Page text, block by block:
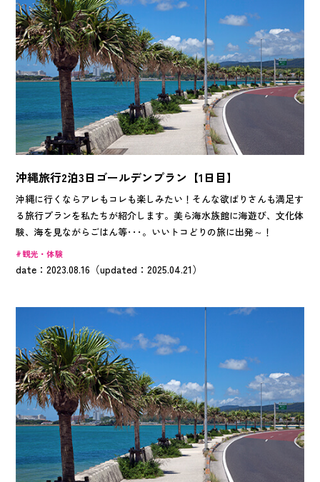
沖縄旅行2泊3日ゴールデンプラン【1日目】
沖縄に行くならアレもコレも楽しみたい！そんな欲ばりさんも満足す
る旅行プランを私たちが紹介します。美ら海水族館に海遊び、文化体
験、海を見ながらごはん等･･･。いいトコどりの旅に出発～！
観光・体験
date：2023.08.16（updated：2025.04.21）